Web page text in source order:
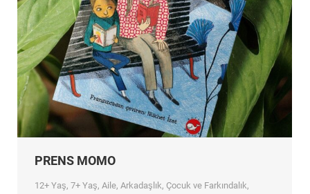
PRENS MOMO
12+ Yaş, 7+ Yaş, Aile, Arkadaşlık, Çocuk ve Farkındalık,